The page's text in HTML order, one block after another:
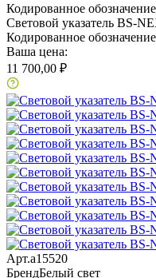
Кодированное
Световой указатель BS-
Кодированное
Ваша цена:
11 700,00 ₽
Арт.a15520
БрендБелый свет